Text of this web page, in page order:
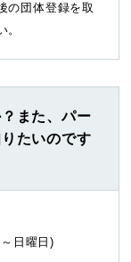
の団体登録を取
。
また、パー
たいのです
日曜日)